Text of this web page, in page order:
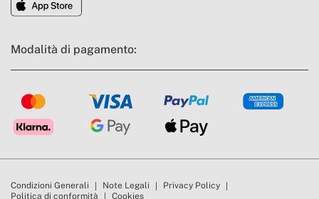
Modalità di pagamento:
Condizioni Generali Note Legali
Privacy Policy
Politica di conformità
Cookies